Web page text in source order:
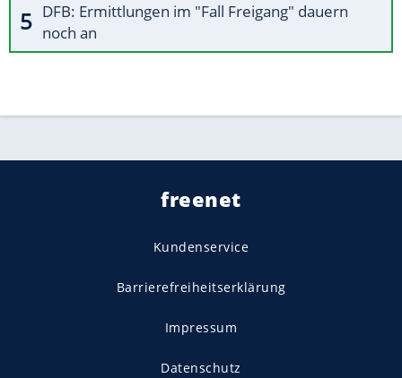
DFB: Ermittlungen im "Fall Freigang" dauern
noch an
freenet
Kundenservice
Barrierefreiheitserklärung
Impressum
Datenschutz